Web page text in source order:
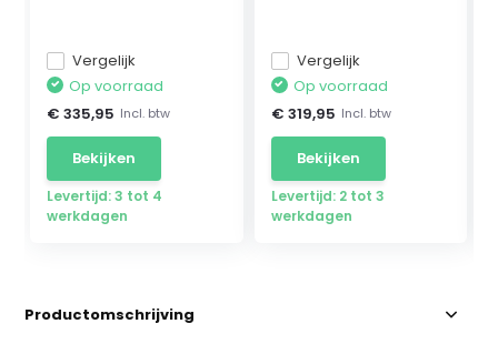
Vergelijk
Op voorraad
€ 335,95 Incl. btw
Bekijken
Levertijd: 3 tot 4
werkdagen
Vergelijk
Op voorraad
€ 319,95 Incl. btw
Bekijken
Levertijd: 2 tot 3
werkdagen
Productomschrijving